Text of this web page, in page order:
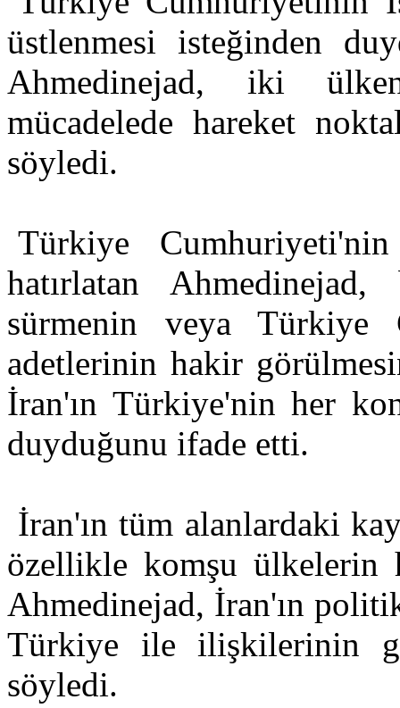
üstlenmesi isteğinden
Ahmedinejad, iki
mücadelede hareket
söyledi.
Türkiye
hatırlatan
sürmenin veya
adetlerinin hakir
İran'ın Türkiye'nin her
duyduğunu ifade etti.
İran'ın tüm alanlardaki
özellikle komşu ülkelerin
Ahmedinejad, İran'ın
Türkiye ile ilişkilerinin
söyledi.